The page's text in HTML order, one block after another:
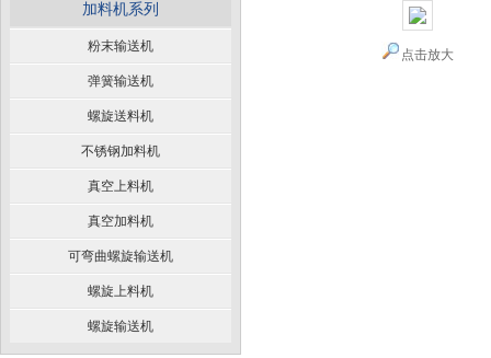
加料机系列
粉末输送机
弹簧输送机
螺旋送料机
不锈钢加料机
真空上料机
真空加料机
可弯曲螺旋输送机
螺旋上料机
螺旋输送机
点击放大